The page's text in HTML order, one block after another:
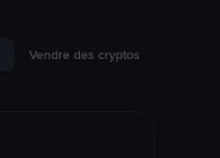
Vendre des cryptos